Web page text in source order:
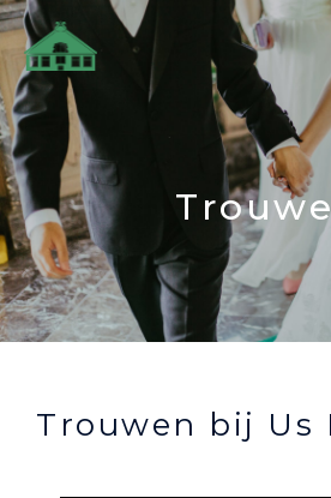
Trouwen bij Us